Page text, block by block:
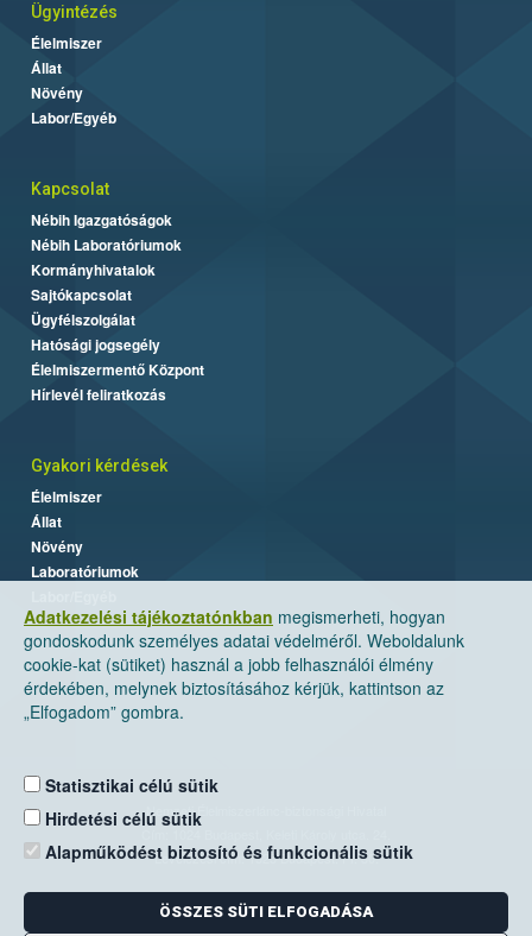
Adatkezelési tájékoztatónkban megismerheti, hogyan
gondoskodunk személyes adatai védelméről. Weboldalunk
cookie-kat (sütiket) használ a jobb felhasználói élmény
érdekében, melynek biztosításához kérjük, kattintson az
„Elfogadom” gombra.
Statisztikai célú sütik
Hirdetési célú sütik
Alapműködést biztosító és funkcionális sütik
ÖSSZES SÜTI ELFOGADÁSA
Ügyintézés
Élelmiszer
Állat
Növény
Labor/Egyéb
Kapcsolat
Nébih Igazgatóságok
Nébih Laboratóriumok
Kormányhivatalok
Sajtókapcsolat
Ügyfélszolgálat
Hatósági jogsegély
Élelmiszermentő Központ
Hírlevél feliratkozás
Gyakori kérdések
Élelmiszer
Állat
Növény
Laboratóriumok
Nemzeti Élelmiszerlánc-biztonsági Hivatal
Levelezési cím: 1525 Budapest. Pf. 30.
E-mail:ugyfelszolgalat@nebih.gov.hu